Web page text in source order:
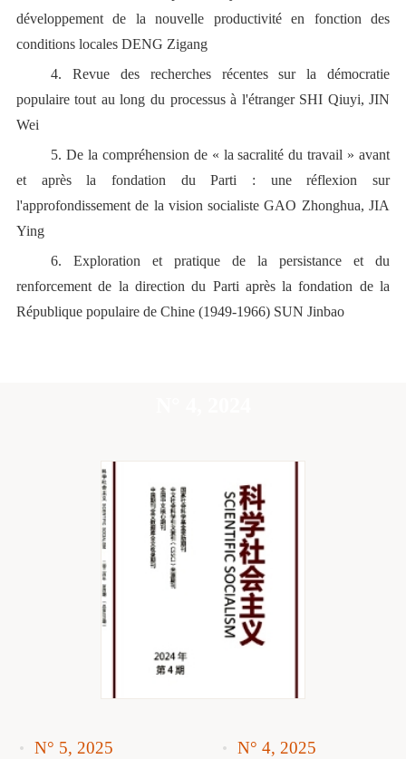
développement de la nouvelle productivité en fonction des
conditions localesDENG Zigang
4. Revue des recherches récentes sur la démocratie
populaire tout au long du processus à l'étrangerSHI Qiuyi, JIN
Wei
5.De la compréhension de « la sacralité du travail » avant
et après la fondation du Parti : une réflexion sur
l'approfondissement de la vision socialiste GAO Zhonghua,JIA
Ying
6.Exploration et pratique de la persistance et du
renforcement de la direction du Parti après la fondation de la
République populaire de Chine (1949-1966)SUN Jinbao
N° 5, 2025
N° 4, 2025